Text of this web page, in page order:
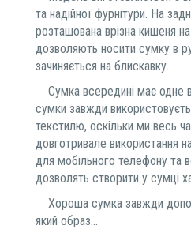
та надійної фурнітури. На
розташована врізна кишеня на
дозволяють носити сумку в
зачиняється на блискавку.
Сумка всередині має одне
сумки завжди
текстилю, оскільки ми весь
довготривале використання
для мобільного телефону та
дозволять створити у сумці
Хороша сумка завжди
який образ...